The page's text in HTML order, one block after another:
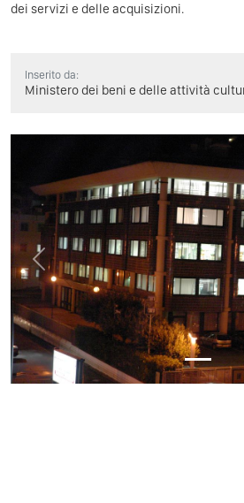
dei servizi e delle acquisizioni.
Inserito da:
Ministero dei beni e delle attività
Previous